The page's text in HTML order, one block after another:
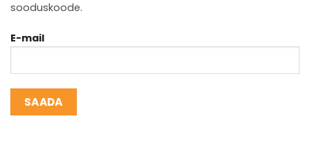
sooduskoode.
E-mail